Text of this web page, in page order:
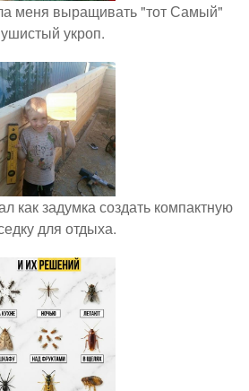
меня выращивать "тот Самый"
укроп.
как задумка создать компактную
для отдыха.